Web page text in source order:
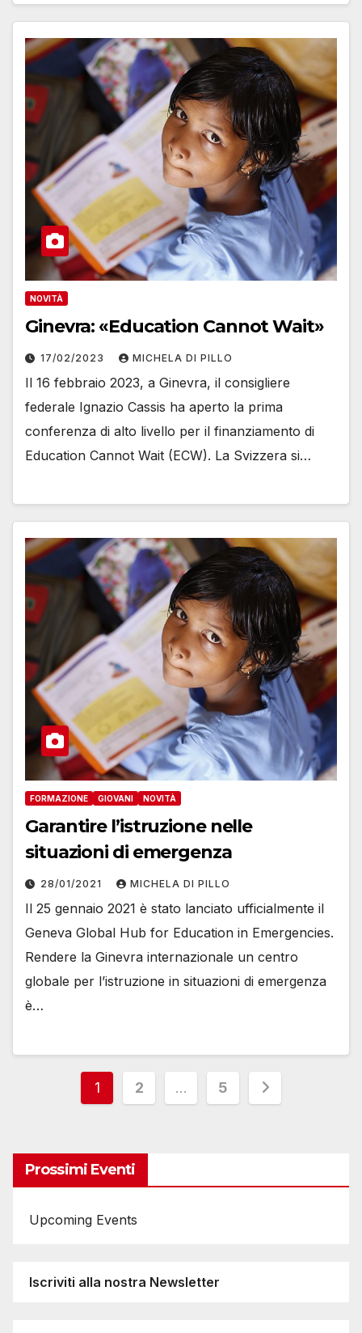
NOVITÀ
Ginevra: «Education Cannot Wait»
17/02/2023 MICHELA DI PILLO
Il 16 febbraio 2023, a Ginevra, il consigliere
federale Ignazio Cassis ha aperto la prima
conferenza di alto livello per il finanziamento di
Education Cannot Wait (ECW). La Svizzera si…
FORMAZIONE GIOVANI NOVITÀ
Garantire l’istruzione nelle
situazioni di emergenza
28/01/2021 MICHELA DI PILLO
Il 25 gennaio 2021 è stato lanciato ufficialmente il
Geneva Global Hub for Education in Emergencies.
Rendere la Ginevra internazionale un centro
globale per l’istruzione in situazioni di emergenza
è…
Paginazione
articoli
1 2 … 5
Prossimi Eventi
Upcoming Events
Iscriviti alla nostra Newsletter